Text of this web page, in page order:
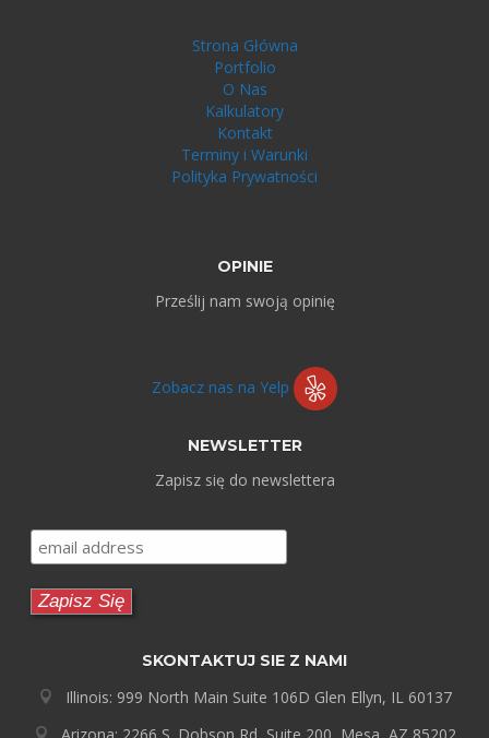
Strona Główna
Portfolio
O Nas
Kalkulatory
Kontakt
Terminy i Warunki
Polityka Prywatności
OPINIE
Prześlij nam swoją opinię
Zobacz nas na Yelp
NEWSLETTER
Zapisz się do newslettera
SKONTAKTUJ SIE Z NAMI
Illinois: 999 North Main Suite 106D Glen Ellyn, IL 60137